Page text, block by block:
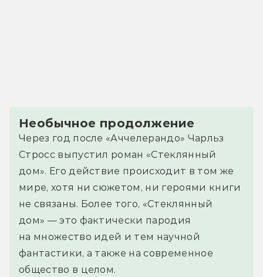
Необычное продолжение
Через год после «Аччелерандо» Чарльз
Стросс выпустил роман «Стеклянный
дом». Его действие происходит в том же
мире, хотя ни сюжетом, ни героями книги
не связаны. Более того, «Стеклянный
дом» — это фактически пародия
на множество идей и тем научной
фантастики, а также на современное
общество в целом.